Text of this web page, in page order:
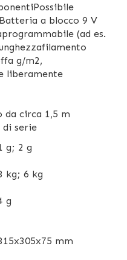
a blocco 9 V
(ad es.
g/m2,
liberamente
da circa 1,5 m
di serie
g; 2 g
kg; 6 kg
g
mm